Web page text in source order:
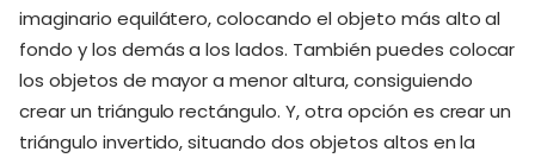
imaginario equilátero, colocando el objeto más alto al
fondo y los demás a los lados. También puedes colocar
los objetos de mayor a menor altura, consiguiendo
crear un triángulo rectángulo. Y, otra opción es crear un
triángulo invertido, situando dos objetos altos en la